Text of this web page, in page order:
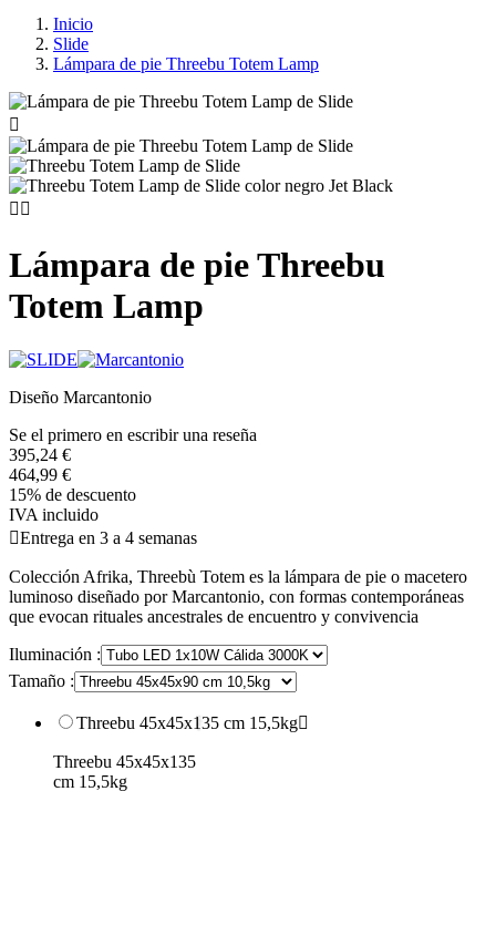
Inicio
Slide
Lámpara de pie Threebu Totem Lamp

 
Lámpara de pie Threebu
Totem Lamp
Diseño Marcantonio
Se el primero en escribir una reseña
395,24 €
464,99 €
15% de descuento
IVA incluido
Entrega en 3 a 4 semanas
Colección Afrika, Threebù Totem es la lámpara de pie o macetero
luminoso diseñado por Marcantonio, con formas contemporáneas
que evocan rituales ancestrales de encuentro y convivencia
Iluminación :
Tamaño :
Threebu 45x45x135 cm 15,5kg
Threebu 45x45x135
cm 15,5kg